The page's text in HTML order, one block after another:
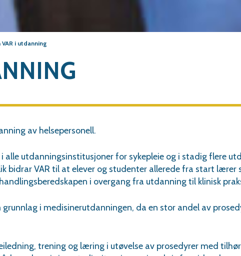
VAR i utdanning
av helsepersonell.
i alle utdanningsinstitusjoner for sykepleie og i stadig flere
bidrar VAR til at elever og studenter allerede fra start lærer
i overgang fra utdanning til klinisk
i medisinerutdanningen, da en stor andel av
trening og læring i utøvelse av prosedyrer med